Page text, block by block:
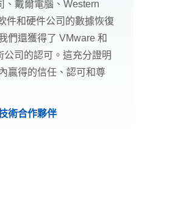
、戴爾電腦、Western
件和硬件公司的數據恢復
們還獲得了 VMware 和
公司的認可。這充分證明
贏得的信任、認可和尊
術合作夥伴